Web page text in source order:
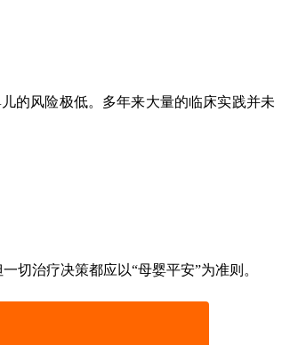
的风险极低。多年来大量的临床实践并未
治疗决策都应以“母婴平安”为准则。